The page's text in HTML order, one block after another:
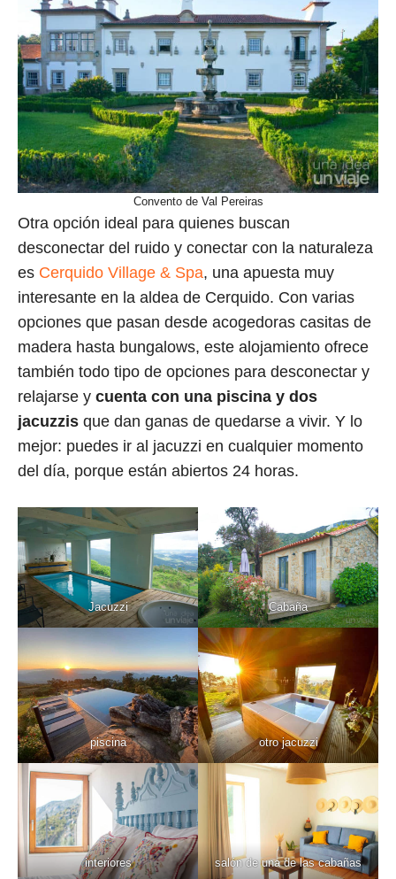
Convento de Val Pereiras
Otra opción ideal para quienes buscan
desconectar del ruido y conectar con la naturaleza
es Cerquido Village & Spa, una apuesta muy
interesante en la aldea de Cerquido. Con varias
opciones que pasan desde acogedoras casitas de
madera hasta bungalows, este alojamiento ofrece
también todo tipo de opciones para desconectar y
relajarse y cuenta con una piscina y dos
jacuzzis que dan ganas de quedarse a vivir. Y lo
mejor: puedes ir al jacuzzi en cualquier momento
del día, porque están abiertos 24 horas.
Jacuzzi Cabaña
piscina otro jacuzzi
interiores salón de una de las cabañas